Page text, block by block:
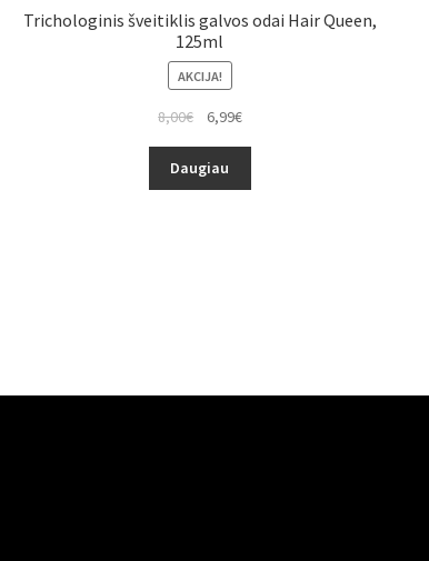
Trichologinis šveitiklis galvos odai Hair Queen,
125ml
AKCIJA!
8,00€ 6,99€
Daugiau